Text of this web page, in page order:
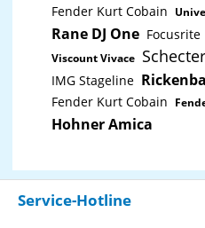
Fender Kurt Cobain
Rane DJ One Focusrite
Viscount Vivace
IMG Stageline
Fender Kurt Cobain
Hohner Amica
Service-Hotline